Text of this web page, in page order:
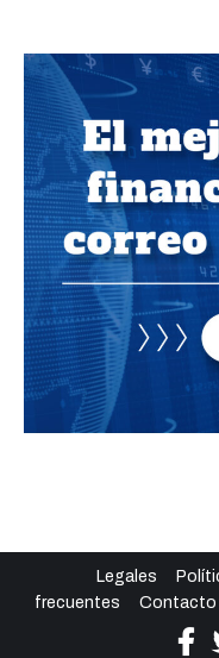
Legales
frecuentes
Contacto